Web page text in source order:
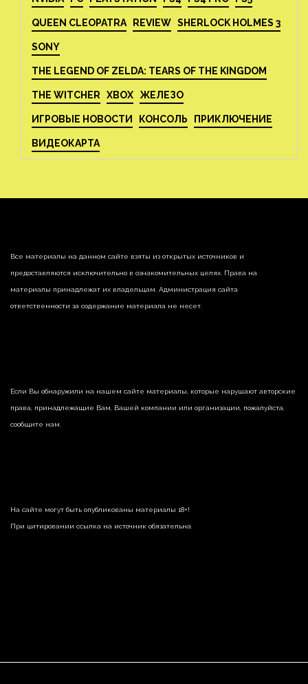
QUEEN CLEOPATRA REVIEW SHERLOCK HOLMES 3
SONY
THE LEGEND OF ZELDA: TEARS OF THE KINGDOM
THE WITCHER XBOX ЖЕЛЕЗО
ИГРОВЫЕ НОВОСТИ КОНСОЛЬ ПРИКЛЮЧЕНИЕ
ВИДЕОКАРТА
Все материалы на данном сайте взяты из открытых источников и
предоставляются исключительно в ознакомительных целях. Права на
материалы принадлежат их владельцам. Администрация сайта
ответственности за содержание материала не несет.
Если Вы обнаружили на нашем сайте материалы, которые нарушают авторские
права, принадлежащие Вам, Вашей компании или организации, пожалуйста,
сообщите нам.
На сайте могут быть опубликованы материалы 18+!
При цитировании ссылка на источник обязательна.